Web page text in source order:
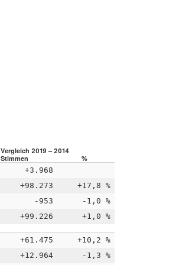
Vergleich 2019 – 2014
Stimmen %
+3.968
+98.273 +17,8 %
-953 -1,0 %
+99.226 +1,0 %
+61.475 +10,2 %
+12.964 -1,3 %